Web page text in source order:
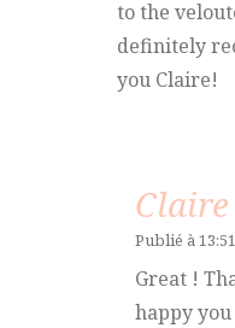
to the
definitely
you Claire!
Claire
Publié à
Great !
happy